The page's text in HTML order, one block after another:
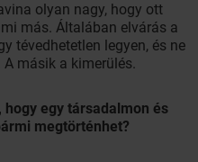
olyan nagy, hogy ott
más. Általában elvárás a
tévedhetetlen legyen, és ne
másik a kimerülés.
hogy egy társadalmon és
megtörténhet?